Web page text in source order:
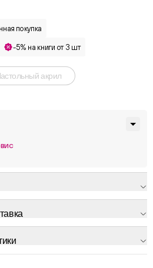
покупка
-5% на книги от 3 шт
акрил